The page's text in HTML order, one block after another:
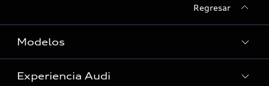
Regresar
Modelos
Ver Modelos
Experiencia Audi